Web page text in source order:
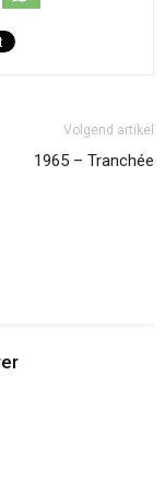
Volgend artikel
1965 – Tranchée